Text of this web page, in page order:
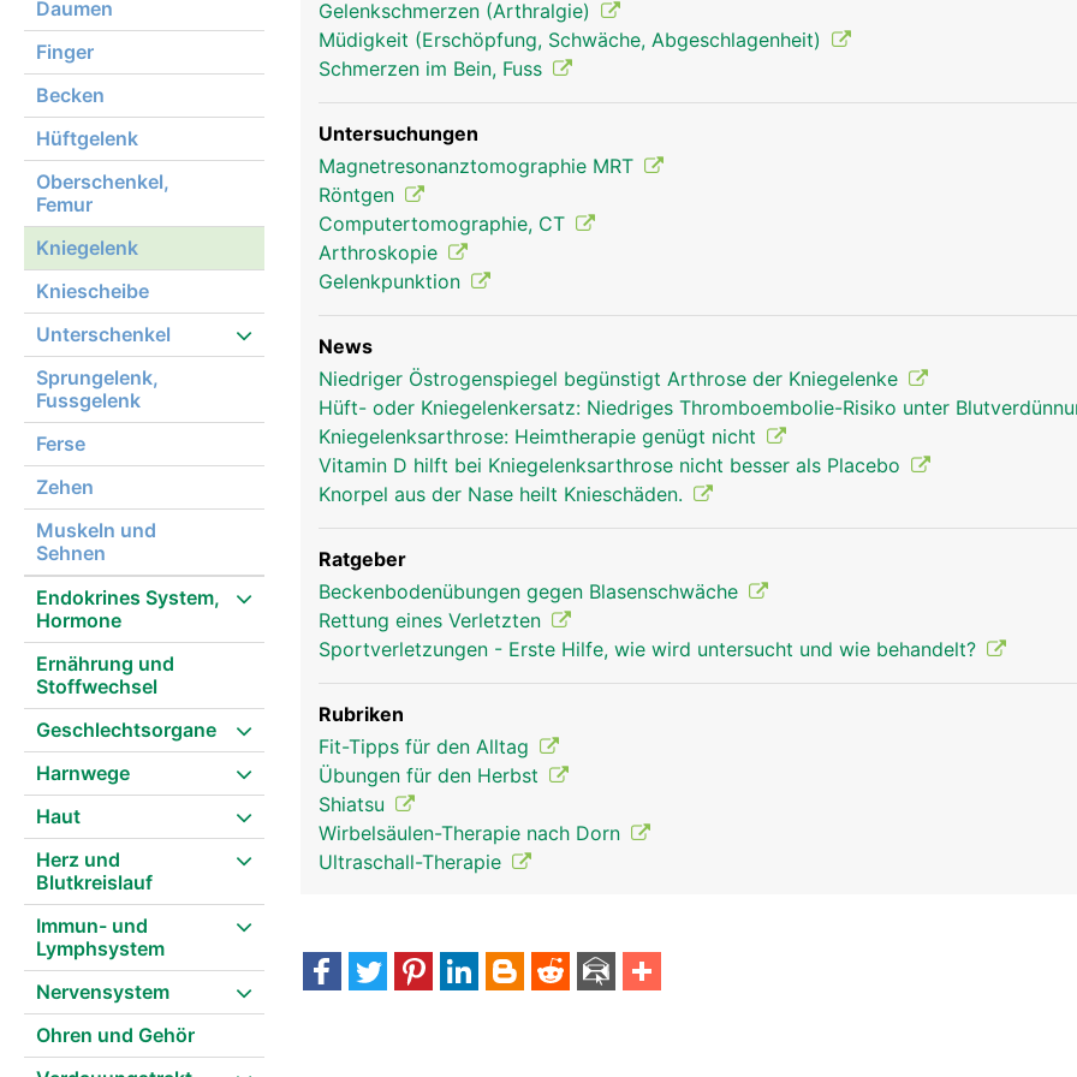
Daumen
Finger
Becken
Hüftgelenk
Oberschenkel,
Femur
Kniegelenk
Kniescheibe
Unterschenkel
Sprungelenk,
Fussgelenk
Ferse
Zehen
Muskeln und
Sehnen
Endokrines System,
Hormone
Ernährung und
Stoffwechsel
Geschlechtsorgane
Harnwege
Haut
Herz und
Blutkreislauf
Immun- und
Lymphsystem
Nervensystem
Ohren und Gehör
Gelenkschmerzen (Arthralgie)
Müdigkeit (Erschöpfung, Schwäche, Abgeschlagenheit)
Schmerzen im Bein, Fuss
Untersuchungen
Magnetresonanztomographie MRT
Röntgen
Computertomographie, CT
Arthroskopie
Gelenkpunktion
News
Niedriger Östrogenspiegel begünstigt Arthrose der Kniegelenke
Hüft- oder Kniegelenkersatz: Niedriges Thromboembolie-Risiko unter
Kniegelenksarthrose: Heimtherapie genügt nicht
Vitamin D hilft bei Kniegelenksarthrose nicht besser als Placebo
Knorpel aus der Nase heilt Knieschäden.
Ratgeber
Beckenbodenübungen gegen Blasenschwäche
Rettung eines Verletzten
Sportverletzungen - Erste Hilfe, wie wird untersucht und wie behandelt?
Rubriken
Fit-Tipps für den Alltag
Übungen für den Herbst
Shiatsu
Wirbelsäulen-Therapie nach Dorn
Ultraschall-Therapie